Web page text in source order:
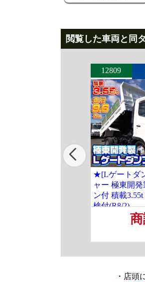
閲覧した車両と同
12809
★[Lゲートダ
ャー 極東開
ン付 積載
検付(R8/2)
・店頭